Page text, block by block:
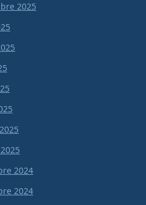
2025
2024
2024